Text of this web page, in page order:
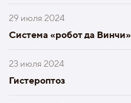
29 июля 2024
Система «робот да Винчи»
23 июля 2024
Гистероптоз